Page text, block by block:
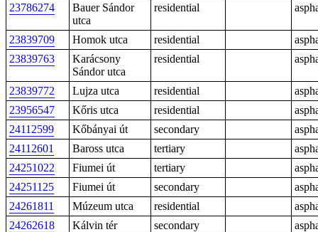
23786274
Bauer Sándor
utca
residential
23839709 Homok utca residential
23839763
Karácsony
Sándor utca
residential
23839772 Lujza utca residential
23956547
Kőris utca residential
24112599
Kőbányai út secondary
24112601
Baross utca tertiary
24251022
Fiumei út tertiary
24251125
Fiumei út secondary
24261811
Múzeum utca residential
24262618
Kálvin tér secondary